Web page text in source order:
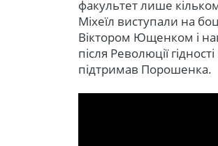
факультет лише
Міхеїл виступали на
Віктором Ющенком і
після Революції
підтримав Порошенка.